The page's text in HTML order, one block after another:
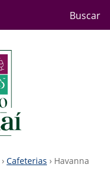
Buscar
› Cafeterias › Havanna